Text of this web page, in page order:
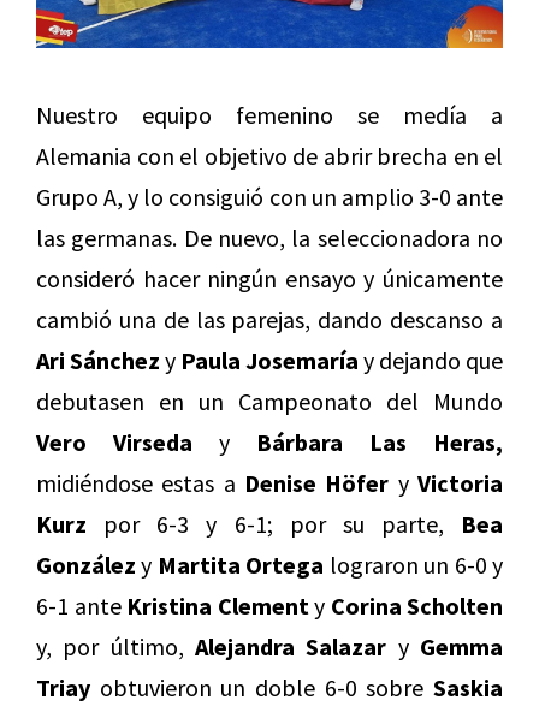
Nuestro equipo femenino se medía a
Alemania con el objetivo de abrir brecha en el
Grupo A, y lo consiguió con un amplio 3-0 ante
las germanas. De nuevo, la seleccionadora no
consideró hacer ningún ensayo y únicamente
cambió una de las parejas, dando descanso a
Ari Sánchez y Paula Josemaría y dejando que
debutasen en un Campeonato del Mundo
Vero Virseda y Bárbara Las Heras,
midiéndose estas a Denise Höfer yVictoria
Kurz por 6-3 y 6-1; por su parte, Bea
González y Martita Ortega lograron un 6-0 y
6-1 ante Kristina Clementy Corina Scholten
y, por último, Alejandra Salazar y Gemma
Triay obtuvieron un doble 6-0 sobre Saskia